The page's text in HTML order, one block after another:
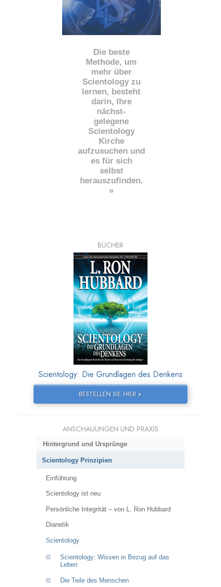
Die beste
Methode, um
mehr über
Scientology zu
lernen, besteht
darin, Ihre
nächst-
gelegene
Scientology
Kirche
aufzusuchen und
es für sich
selbst
herauszufinden.
»
BÜCHER
Scientology: Die Grundlagen des Denkens
BESTELLEN SIE HIER »
ANSCHAUUNGEN UND PRAXIS
Hintergrund und Ursprünge
Scientology Prinzipien
Einführung
Scientology ist neu
Persönliche Integrität – von L. Ron Hubbard
Dianetik
Scientology
Scientology: Wissen in Bezug auf das
Leben
Die Teile des Menschen